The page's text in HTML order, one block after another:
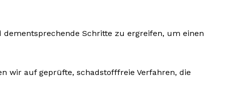
Schritte zu ergreifen, um einen
wir auf geprüfte, schadstofffreie Verfahren, die